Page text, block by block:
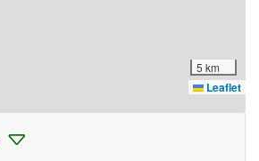
5 km
Leaflet